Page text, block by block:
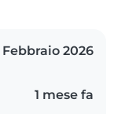
Febbraio 2026
1 mese fa